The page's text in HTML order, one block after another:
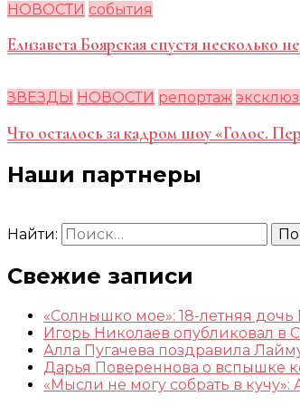
НОВОСТИ события
Елизавета Боярская спустя несколько
ЗВЕЗДЫ НОВОСТИ репортаж
Что осталось за кадром шоу «Голос.
Наши партнеры
Найти:
Свежие записи
«Солнышко мое»: 18-летняя
Игорь Николаев опубликовал в
Алла Пугачева поздравила
Дарья Повереннова о вспышке
«Мысли не могу собрать в